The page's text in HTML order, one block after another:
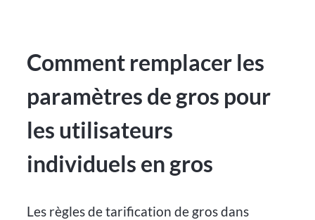
Comment remplacer les
paramètres de gros pour
les utilisateurs
individuels en gros
Les règles de tarification de gros dans